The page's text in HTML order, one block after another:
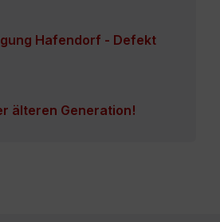
Hafendorf - Defekt
älteren Generation!